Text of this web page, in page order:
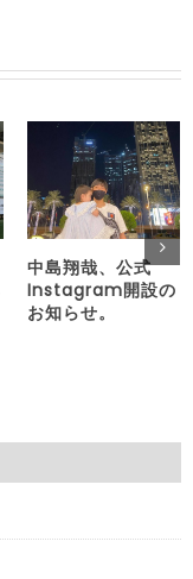
中島翔哉、公式
Instagram開設の
お知らせ。